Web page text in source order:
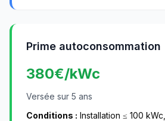
Prime autoconsommation
380€/kWc
Versée sur 5 ans
Conditions : Installation ≤ 100